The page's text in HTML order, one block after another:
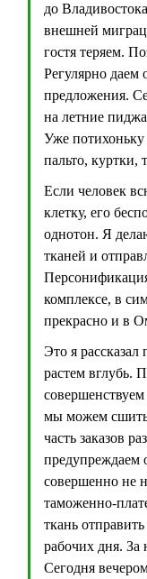
до
внешней
гостя теряем.
Регулярно даем
предложения.
на летние
Уже потихоньку
пальто, куртки,
Если человек
клетку, его
однотон. Я
тканей и
комплексе, в
прекрасно и в
Это я
растем вглубь.
мы можем сшить
часть заказов
предупреждаем
совершенно не
таможенно-
ткань
рабочих дня. За
Сегодня